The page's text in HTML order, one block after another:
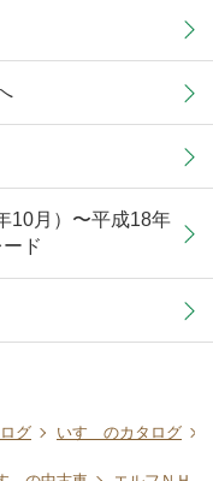
10月）〜平成18年
ド
グ いすゞのカタログ